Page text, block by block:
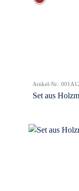
Artikel-Nr.:
Set aus